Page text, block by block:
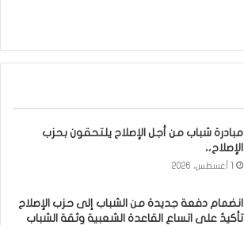
مبادرة شباب من أجل الإصلاح يلتحقون بحزب
الإصلاح،،
انضمام دفعة جديدة من الشباب إلى حزب الإصلاح
تأكيدٌ على اتساع القاعدة الشعبية وثقة الشباب